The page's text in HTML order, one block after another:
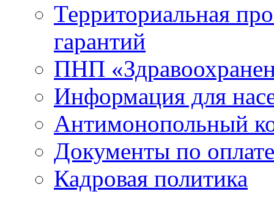
Территориальная
гарантий
ПНП
Информация для
Антимонопольный
Документы по
Кадровая политика